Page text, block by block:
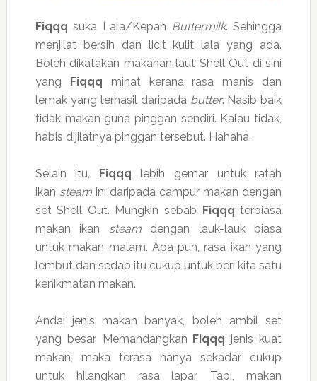
Fiqqq suka Lala/Kepah Buttermilk. Sehingga
menjilat bersih dan licit kulit lala yang ada.
Boleh dikatakan makanan laut Shell Out di sini
yang Fiqqq minat kerana rasa manis dan
lemak yang terhasil daripada butter. Nasib baik
tidak makan guna pinggan sendiri. Kalau tidak,
habis dijilatnya pinggan tersebut. Hahaha.
Selain itu, Fiqqq lebih gemar untuk ratah
ikan steam ini daripada campur makan dengan
set Shell Out. Mungkin sebab Fiqqq terbiasa
makan ikan steam dengan lauk-lauk biasa
untuk makan malam. Apa pun, rasa ikan yang
lembut dan sedap itu cukup untuk beri kita satu
kenikmatan makan.
Andai jenis makan banyak, boleh ambil set
yang besar. Memandangkan Fiqqq jenis kuat
makan, maka terasa hanya sekadar cukup
untuk hilangkan rasa lapar. Tapi, makan